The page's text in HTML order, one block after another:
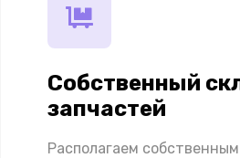
Собственный
запчастей
Располагаем